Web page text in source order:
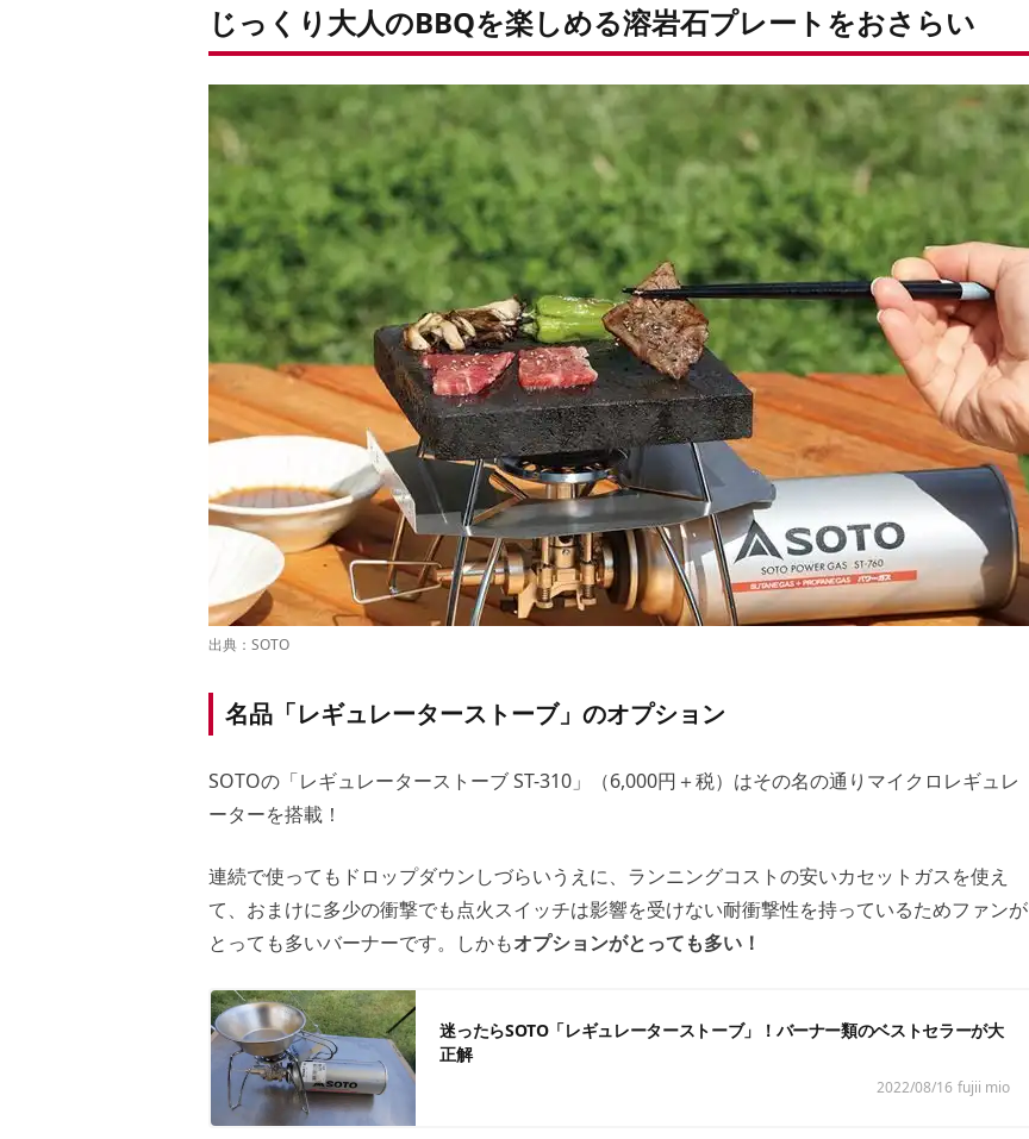
じっくり大人のBBQを楽しめる溶岩石プレートをおさらい
出典： SOTO
名品「レギュレーターストーブ」のオプション
SOTOの「レギュレーターストーブ ST-310」（6,000円＋税）はその名の通りマイクロレギュレ
ーターを搭載！
連続で使ってもドロップダウンしづらいうえに、ランニングコストの安いカセットガスを使え
て、おまけに多少の衝撃でも点火スイッチは影響を受けない耐衝撃性を持っているためファンが
とっても多いバーナーです。しかもオプションがとっても多い！
迷ったらSOTO「レギュレーターストーブ」！バーナー類のベストセラーが大
正解
2022/08/16 fujii mio